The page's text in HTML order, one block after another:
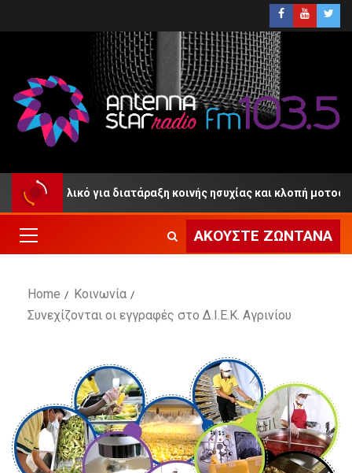
για διατάραξη κοινής ησυχίας και κλοπή μοτοσικλέτας
ΑΚΟΎΣΤΕ ΖΩΝΤΑΝΆ
Home
Κοινωνία
Συνεχίζονται οι εγγραφές στο Δ.Ι.Ε.Κ. Αγρινίου